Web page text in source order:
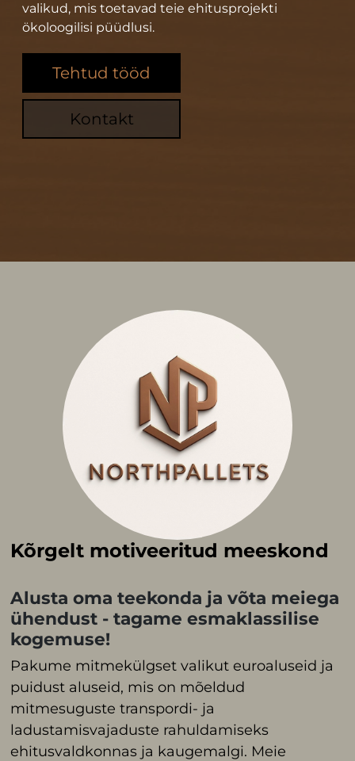
valikud, mis toetavad teie ehitusprojekti
ökoloogilisi püüdlusi.
Tehtud tööd
Kontakt
Kõrgelt motiveeritud meeskond
Alusta oma teekonda ja võta meiega
ühendust - tagame esmaklassilise
kogemuse!
Pakume mitmekülgset valikut euroaluseid ja
puidust aluseid, mis on mõeldud
mitmesuguste transpordi- ja
ladustamisvajaduste rahuldamiseks
ehitusvaldkonnas ja kaugemalgi. Meie